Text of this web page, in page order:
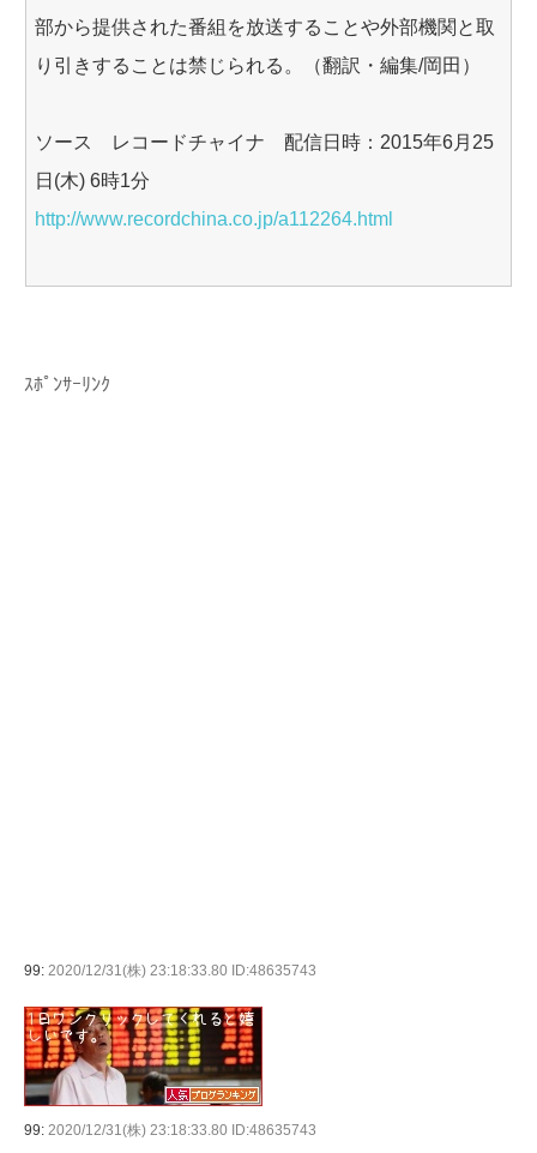
部から提供された番組を放送することや外部機関と取
り引きすることは禁じられる。（翻訳・編集/岡田）
ソース レコードチャイナ 配信日時：2015年6月25
日(木) 6時1分
http://www.recordchina.co.jp/a112264.html
ｽﾎﾟﾝｻｰﾘﾝｸ
99: 2020/12/31(株) 23:18:33.80 ID:48635743
99: 2020/12/31(株) 23:18:33.80 ID:48635743